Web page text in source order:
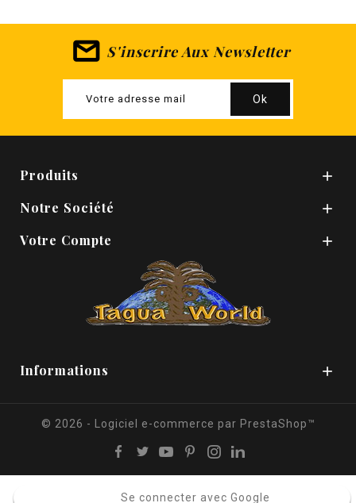
S'inscrire Aux Newsletter
Produits 
Notre Société 
Votre Compte 
Informations 
© 2026 - Logiciel e-commerce par PrestaShop™
Se connecter avec Google